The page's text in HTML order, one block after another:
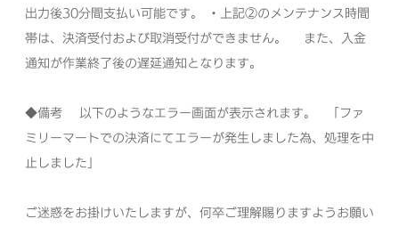
出力後30分間支払い可能です。
・上記②のメンテナンス時間
帯は、決済受付および取消受付ができません。
また、入金
通知が作業終了後の遅延通知となります。
◆備考 以下のようなエラー画面が表示されます。
「ファ
ミリーマートでの決済にてエラーが発生しました為、処理を中
止しました」
ご迷惑をお掛けいたしますが、何卒ご理解賜りますようお願い